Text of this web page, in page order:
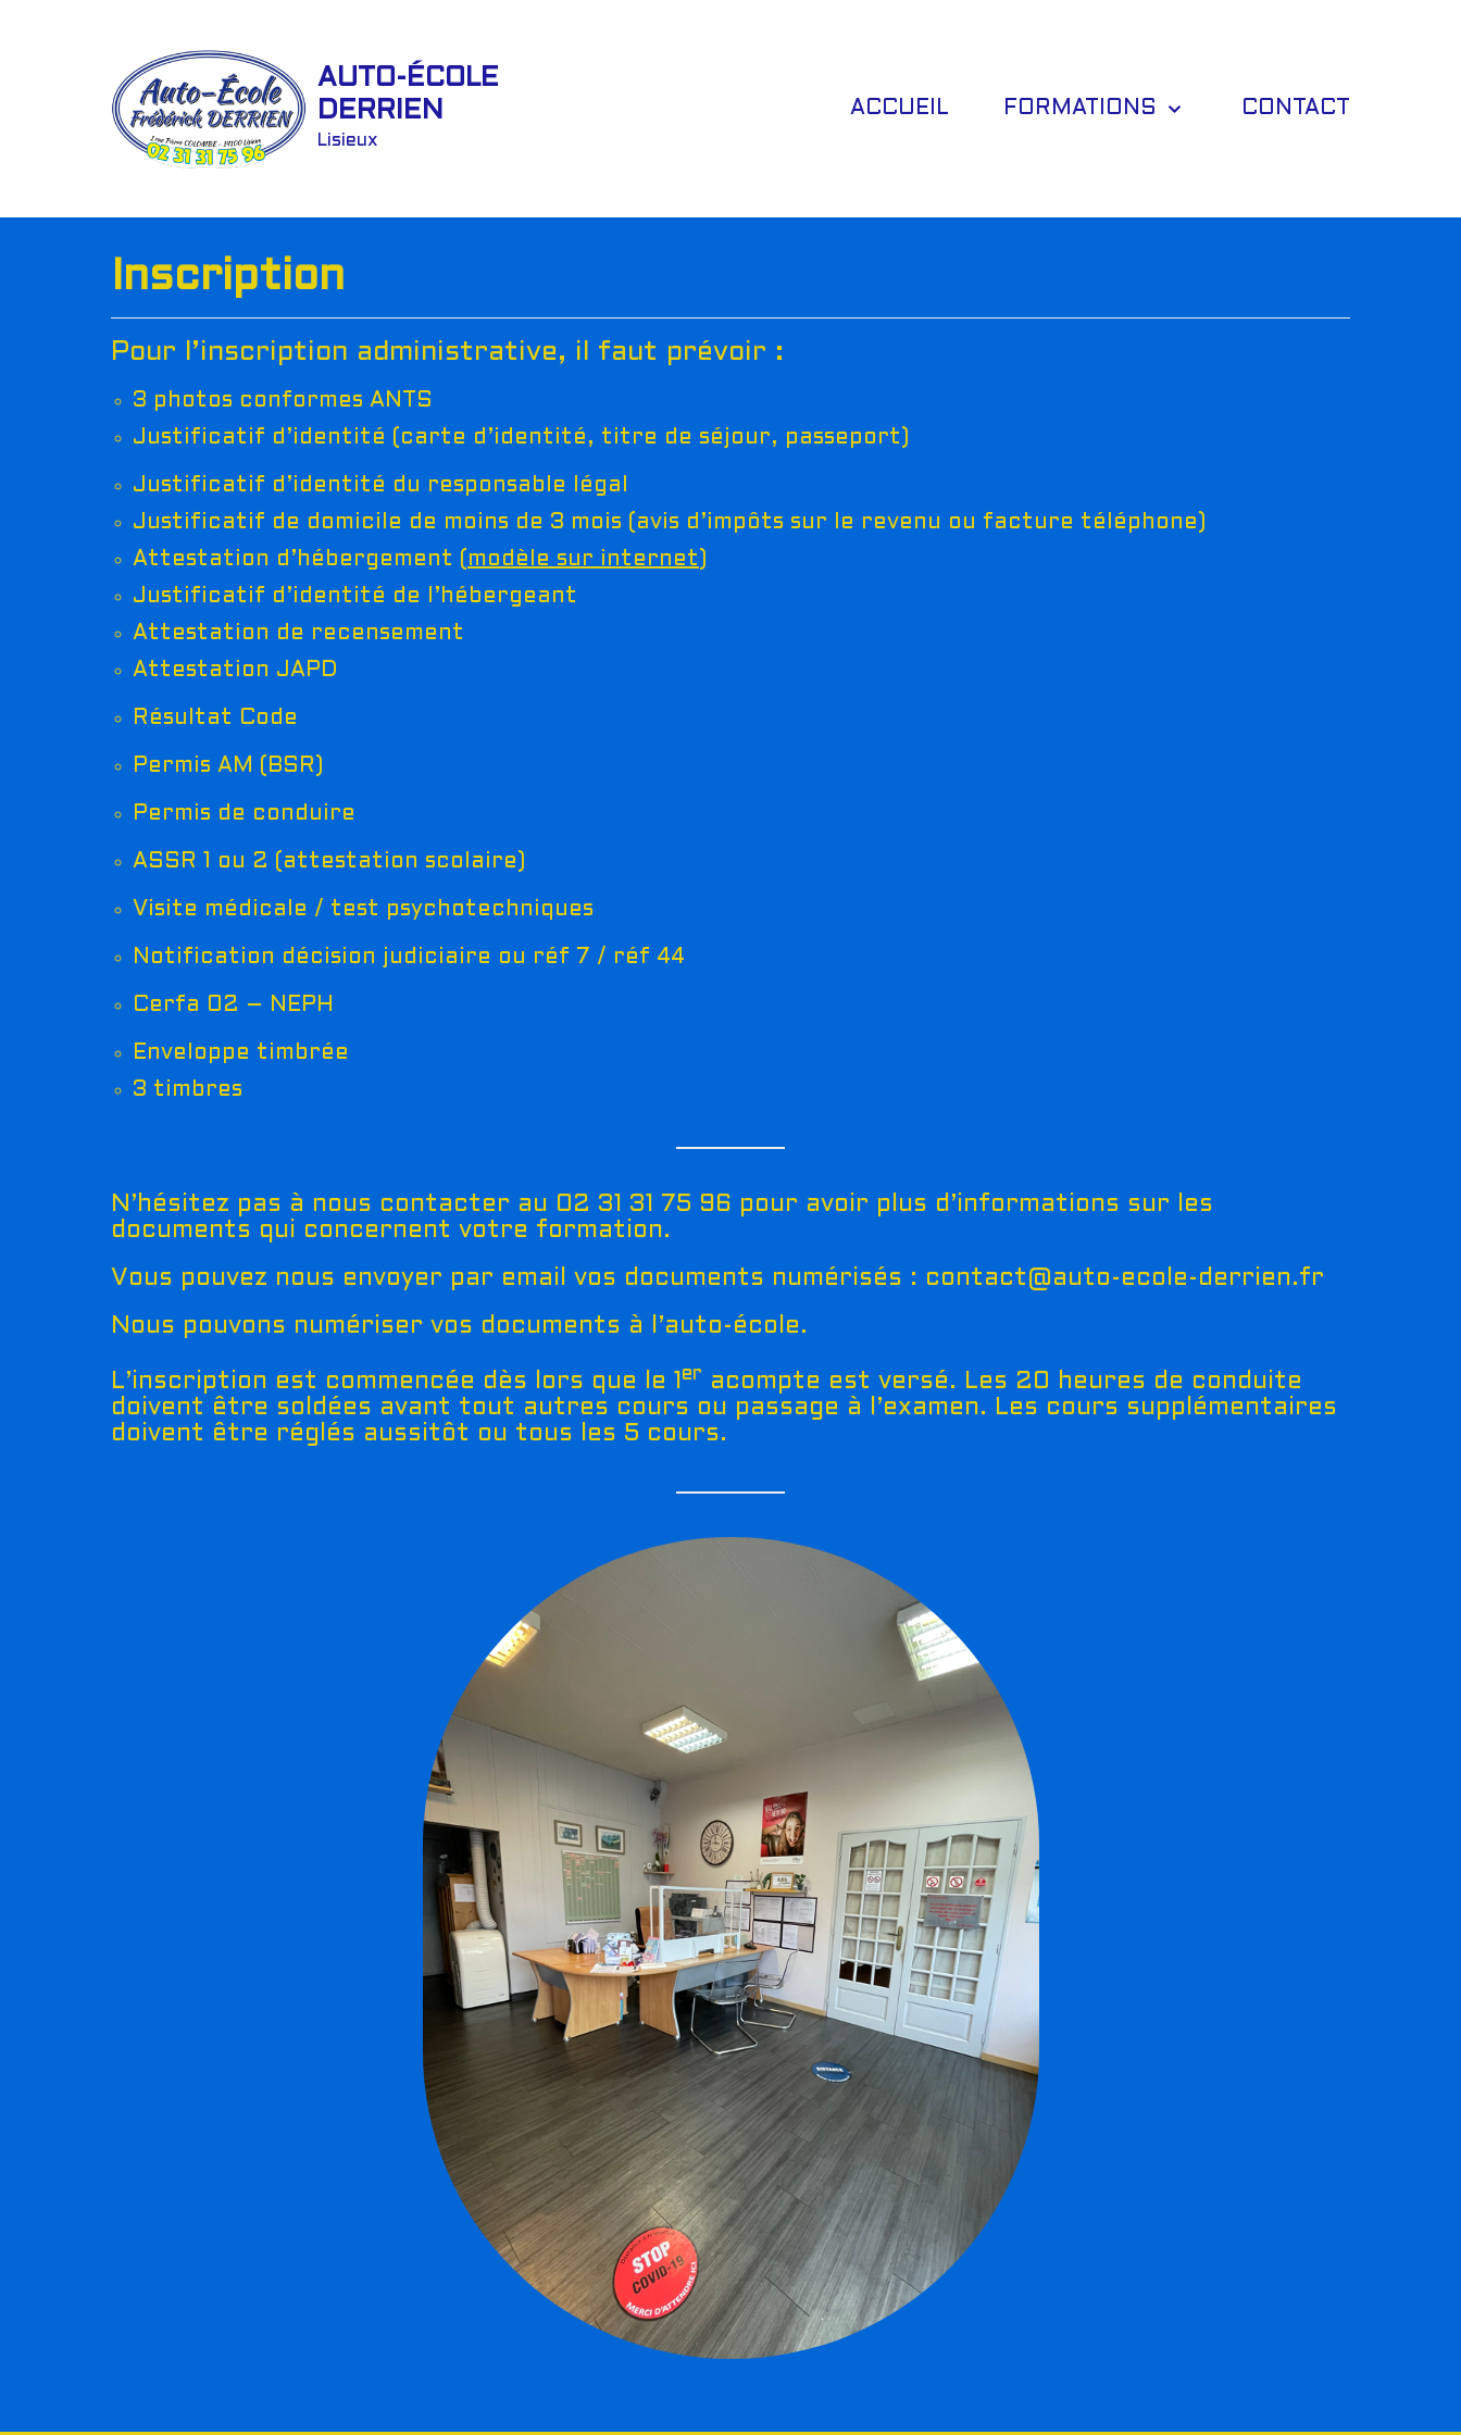
contenu
AUTO-ÉCOLE
DERRIEN
Lisieux
ACCUEIL FORMATIONS CONTACT
Inscription
Pour l’inscription administrative, il faut prévoir :
3 photos conformes ANTS
Justificatif d’identité (carte d’identité, titre de séjour, passeport)
Justificatif d’identité du responsable légal
Justificatif de domicile de moins de 3 mois (avis d’impôts sur le revenu ou facture téléphone)
Attestation d’hébergement (
modèle sur internet
Justificatif d’identité de l’hébergeant
Attestation de recensement
Attestation JAPD
Résultat Code
Permis AM (BSR)
Permis de conduire
ASSR 1 ou 2 (attestation scolaire)
Visite médicale / test psychotechniques
Notification décision judiciaire ou réf 7 / réf 44
Cerfa 02 – NEPH
Enveloppe timbrée
3 timbres
N’hésitez pas à nous contacter au 02 31 31 75 96 pour avoir plus d’informations sur les
documents qui concernent votre formation.
Vous pouvez nous envoyer par email vos documents numérisés : contact@auto-ecole-derrien.fr
Nous pouvons numériser vos documents à l’auto-école.
L’inscription est commencée dès lors que le 1er acompte est versé. Les 20 heures de conduite
doivent être soldées avant tout autres cours ou passage à l’examen. Les cours supplémentaires
doivent être réglés aussitôt ou tous les 5 cours.